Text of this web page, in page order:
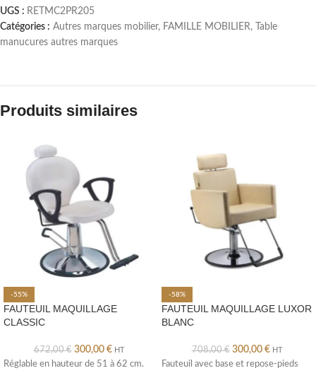
UGS : RETMC2PR205
Catégories : Autres marques mobilier, FAMILLE MOBILIER,
Table
manucures autres marques
Produits similaires
-55%
FAUTEUIL MAQUILLAGE
CLASSIC
672,00€ 300,00 € HT
Réglable en hauteur de 51 à 62 cm.
-58%
FAUTEUIL MAQUILLAGE LUXOR
BLANC
708,00€ 300,00 € HT
Fauteuil avec base et repose-pieds